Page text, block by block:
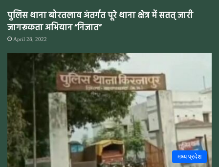
पुलिस थाना बोरतलाव अंतर्गत पूरे थाना क्षेत्र में सतत् जारी
जागरूकता अभियान “निजात”
April 28, 2022
मध्य प्रदेश